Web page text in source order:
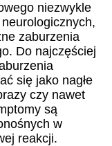
niezwykle
zaburzenia
Do najczęściej
się jako nagłe
czy nawet
są
w
reakcji.